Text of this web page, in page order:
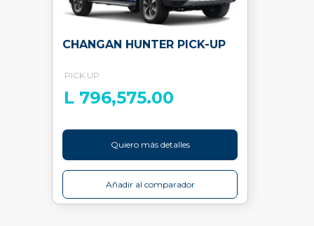
CHANGAN HUNTER PICK-UP
PICK UP
L 796,575.00
Quiero más detalles
Añadir al comparador